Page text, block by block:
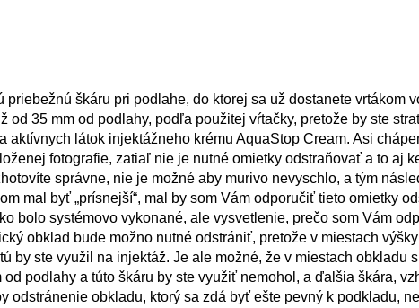
škáru pri podlahe, do ktorej sa už dostanete vrtákom
od 35 mm od podlahy, podľa použitej vŕtačky, pretože by ste
látok injektážneho krému AquaStop Cream. Asi
fotografie, zatiaľ nie je nutné omietky odstraňovať a to aj
správne, nie je možné aby murivo nevyschlo, a tým
mal byť „prísnejší“, mal by som Vám odporučiť tieto omietky
bolo systémovo vykonané, ale vysvetlenie, prečo som Vám
obklad bude možno nutné odstrániť, pretože v miestach
by ste využil na injektáž. Je ale možné, že v miestach obkladu
podlahy a túto škáru by ste využiť nemohol, a ďalšia škára,
odstránenie obkladu, ktorý sa zdá byť ešte pevný k podkladu,